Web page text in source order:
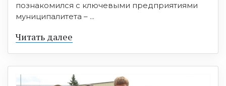
познакомился с ключевыми предприятиями
муниципалитета – ...
Читать далее